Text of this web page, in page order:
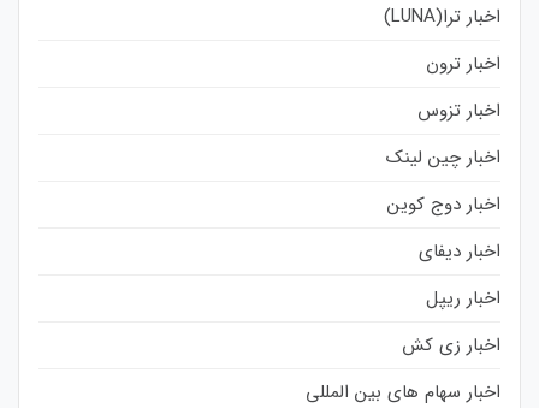
اخبار ترا(LUNA)
اخبار ترون
اخبار تزوس
اخبار چین لینک
اخبار دوج کوین
اخبار دیفای
اخبار ریپل
اخبار زی کش
اخبار سهام های بین المللی